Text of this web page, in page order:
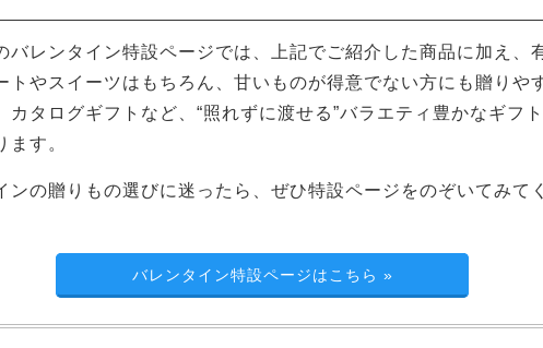
バレンタイン特設ページでは、上記でご紹介した商品に加え、
トやスイーツはもちろん、甘いものが得意でない方にも贈りや
カタログギフトなど、“照れずに渡せる”バラエティ豊かなギフ
ます。
ンの贈りもの選びに迷ったら、ぜひ特設ページをのぞいてみて
バレンタイン特設ページはこちら »